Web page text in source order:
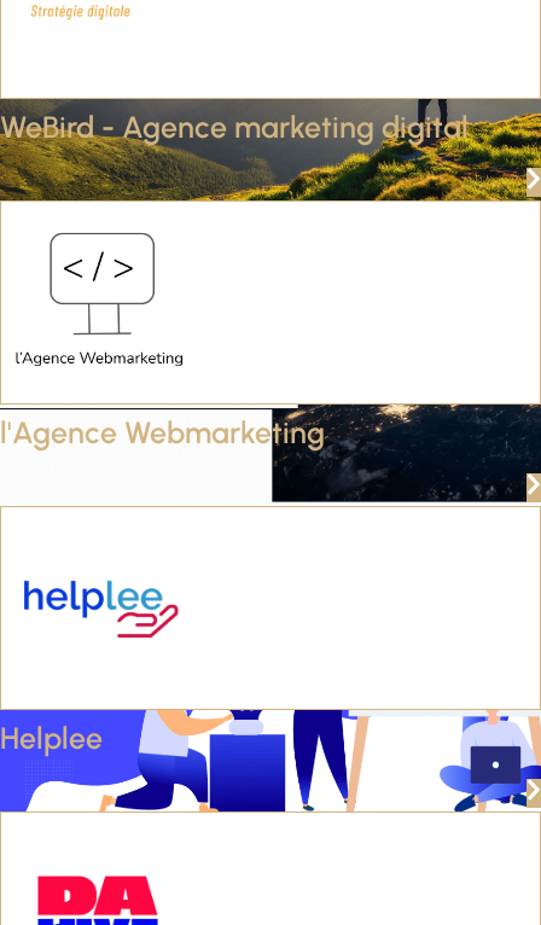
WeBird - Agence marketing digital
l'Agence Webmarketing
Helplee